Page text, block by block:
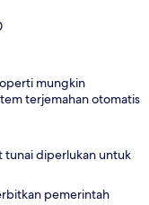
mungkin
terjemahan otomatis
diperlukan untuk
pemerintah